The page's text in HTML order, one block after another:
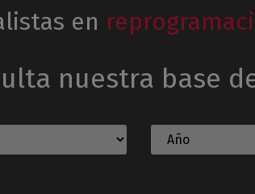
en
nuestra base